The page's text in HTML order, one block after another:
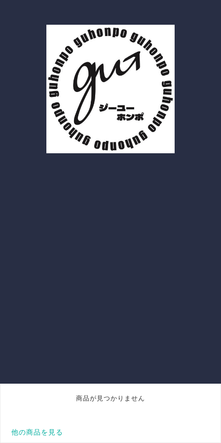
商品が見つかりません
他の商品を見る